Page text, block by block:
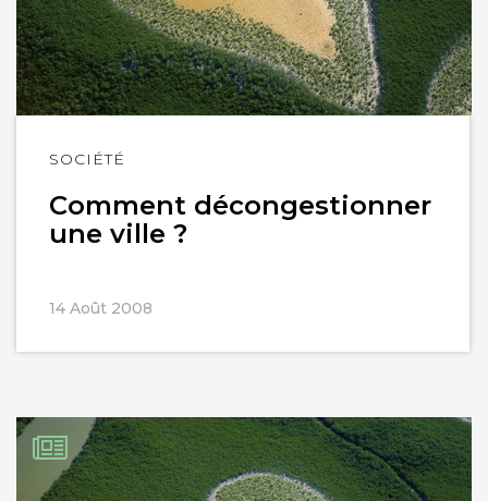
SOCIÉTÉ
Comment décongestionner
une ville ?
14 Août 2008
Lire